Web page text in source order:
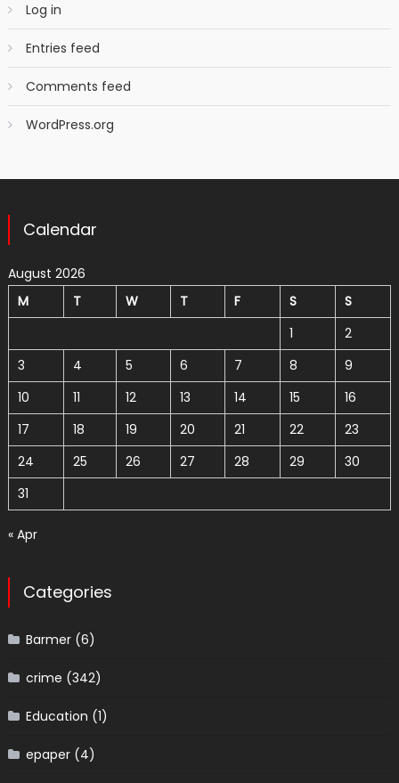
Log in
Entries feed
Comments feed
WordPress.org
Calendar
August 2026
M
T W T F S
S
1
2
3
4 5 6 7 8
9
10
11 12 13 14 15
16
17
18 19 20 21 22
23
24
25 26 27 28 29
30
31
« Apr
Categories
Barmer(6)
crime (342)
Education (1)
epaper(4)